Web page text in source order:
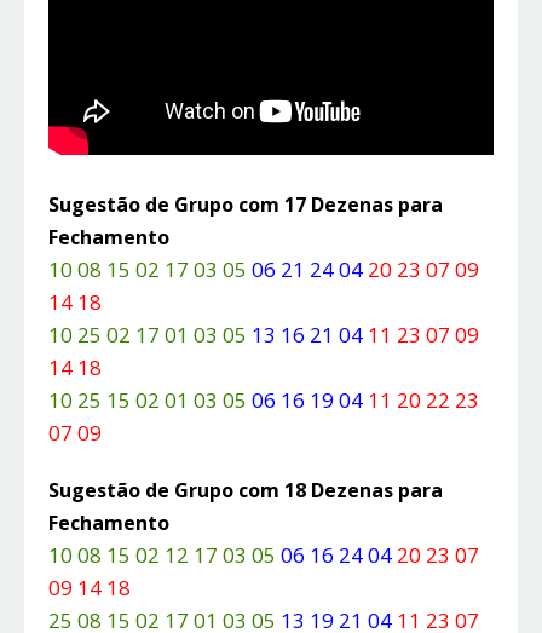
Sugestão de Grupo com 17 Dezenas para
Fechamento
10 08 15 02 17 03 05 06 21 24 04 20 23 07 09
14 18
10 25 02 17 01 03 05 13 16 21 04 11 23 07 09
14 18
10 25 15 02 01 03 05 06 16 19 04 11 20 22 23
07 09
Sugestão de Grupo com 18 Dezenas para
Fechamento
10 08 15 02 12 17 03 05 06 16 24 04 20 23 07
09 14 18
25 08 15 02 17 01 03 05 13 19 21 04 11 23 07